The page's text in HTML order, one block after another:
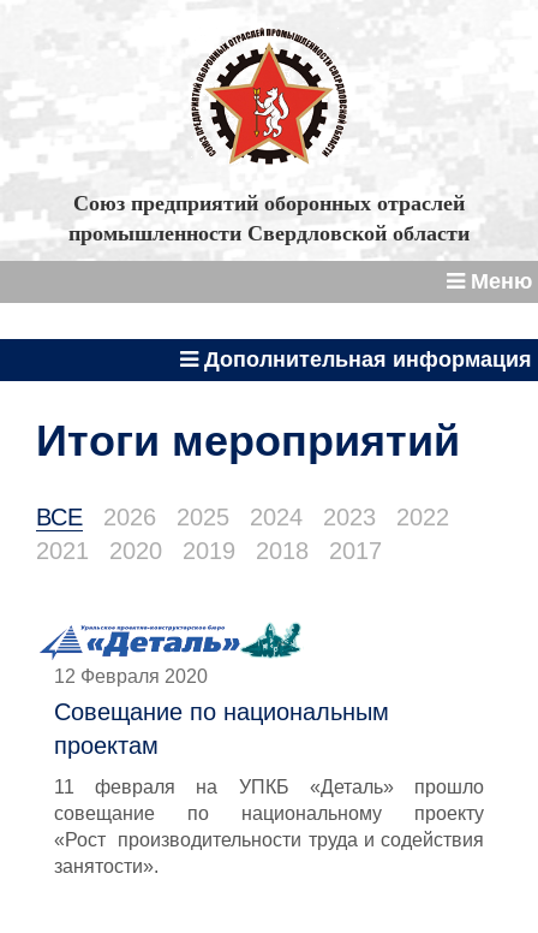
Союз предприятий оборонных отраслей
промышленности Свердловской области
Меню
Дополнительная информация
Итоги мероприятий
ВСЕ 2026 2025 2024 2023
2022
2021
2020 2019 2018 2017
12 Февраля 2020
Совещание по национальным
проектам
11 февраля на УПКБ «Деталь» прошло
совещание по национальному проекту
«Рост производительности труда и содействия
занятости».